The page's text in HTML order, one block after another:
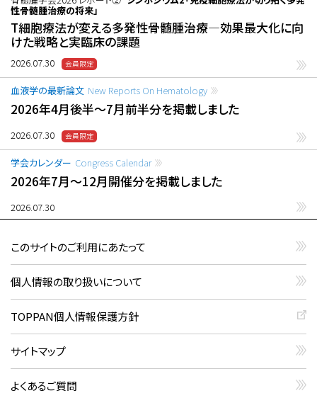
性骨髄腫治療の将来」
T細胞療法が変える多発性骨髄腫治療―効果最大化に向
けた戦略と実臨床の課題
2026.07.30
血液学の最新論文 New Reports On Hematology
2026年4月後半〜7月前半分を掲載しました
2026.07.30
学会カレンダー Congress Calendar
2026年7月〜12月開催分を掲載しました
2026.07.30
このサイトのご利用にあたって
個人情報の取り扱いについて
TOPPAN個人情報保護方針
サイトマップ
よくあるご質問